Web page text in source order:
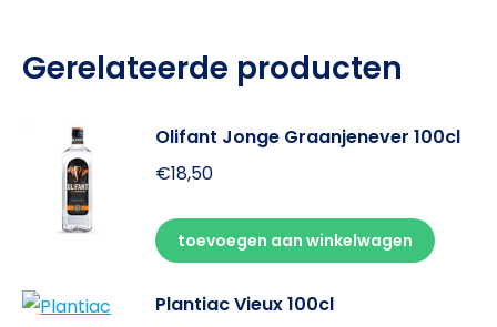
Gerelateerde producten
Olifant Jonge Graanjenever 100cl
€18,50
toevoegen aan winkelwagen
Plantiac Vieux 100cl